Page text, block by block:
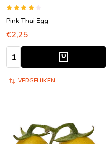
Pink Thai Egg
€2,25
Aantal:
VERGELIJKEN